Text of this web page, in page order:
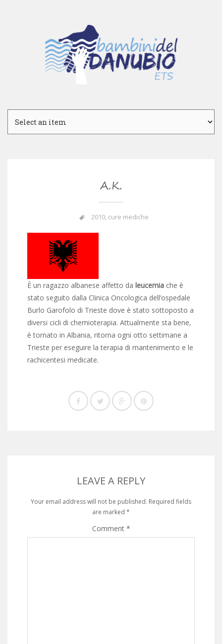
A.K.
2010, cure mediche
È un ragazzo albanese affetto da leucemia che è
stato seguito dalla Clinica Oncologica dell’ospedale
Burlo Garofolo di Trieste dove è stato sottoposto a
diversi cicli di chemioterapia. Attualmente sta bene,
è tornato in Albania, ritorna ogni otto settimane a
Trieste per eseguire la terapia di mantenimento e le
rachicentesi medicate.
LEAVE A REPLY
Your email address will not be published. Required fields
are marked *
Comment *